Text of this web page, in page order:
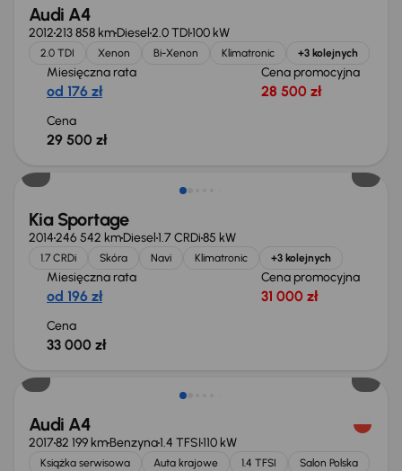
Audi A4
2012213 858 kmDiesel2.0 TDI100 kW
2.0 TDI Xenon Bi-Xenon Klimatronic +3 kolejnych
Miesięczna rata
od 176 zł
Cena promocyjna
28 500 zł
Cena
29 500 zł
Kia Sportage
2014246 542 kmDiesel1.7 CRDi85 kW
1.7 CRDi Skóra Navi Klimatronic +3 kolejnych
Miesięczna rata
od 196 zł
Cena promocyjna
31 000 zł
Cena
33 000 zł
Audi A4
201782 199 kmBenzyna1.4 TFSI110 kW
Książka serwisowa Auta krajowe 1.4 TFSI
Salon Polska